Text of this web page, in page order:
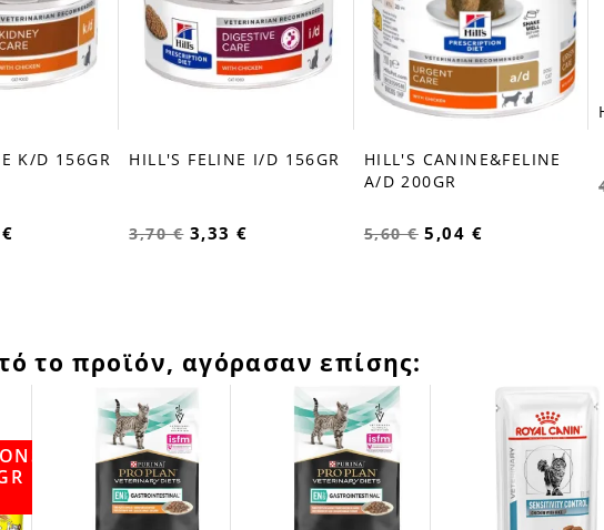
K/D 156GR HILL'S FELINE I/D 156GR
3,70 € 3,33 €
HILL'S CANINE&FELINE
A/D 200GR
5,60 € 5,04 €
το προϊόν, αγόρασαν επίσης: